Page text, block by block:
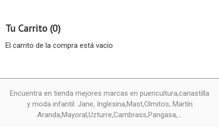
Tu Carrito (0)
El carrito de la compra está vacío
Encuentra en tienda mejores marcas en puericultura,canastilla
y moda infantil. Jane, Inglesina,Mast,Olmitos, Martín
Aranda,Mayoral,Uzturre,Cambrass,Pangasa,...